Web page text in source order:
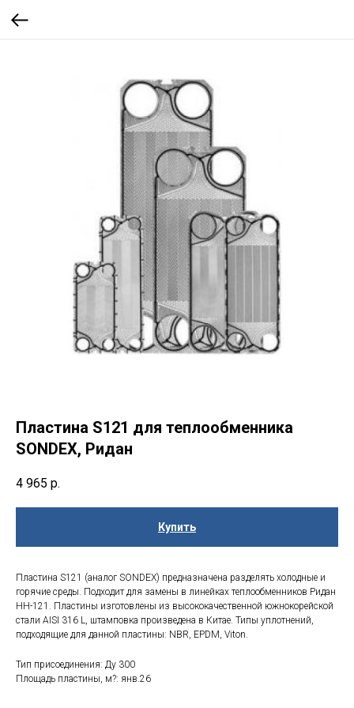
Пластина S121 для теплообменника
SONDEX, Ридан
4 965 р.
Купить
Пластина S121 (аналог SONDEX) предназначена разделять холодные и
горячие среды. Подходит для замены в линейках теплообменников Ридан
НН-121. Пластины изготовлены из высококачественной южнокорейской
стали AISI 316 L, штамповка произведена в Китае. Типы уплотнений,
подходящие для данной пластины: NBR, EPDM, Viton.
Тип присоединения: Ду 300
Площадь пластины, м?: янв.26